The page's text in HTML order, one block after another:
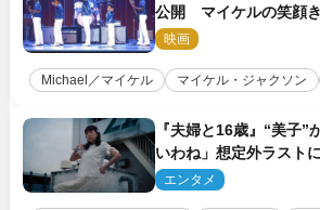
公開 マイケルの笑顔
映画
Michael／マイケル マイケル・ジャクソン
『夫婦と16歳』“美子”
いわね」想定外ラスト
ぎ…」「怖えぇ」（ネ
エンタメ